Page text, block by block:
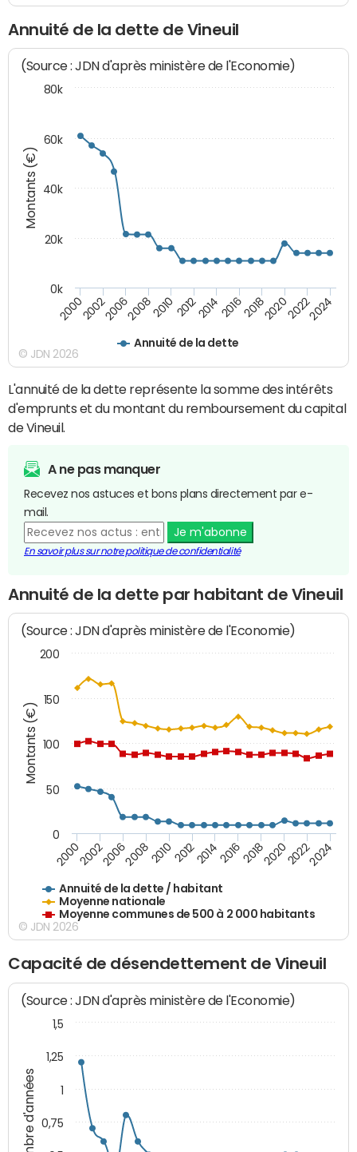
Annuité de la dette de Vineuil
Montants (€)
(Source : JDN d'après ministère de l'Economie)
Annuité de la dette
20002002200620082010 2012201420162018202020222024
0k
20k
40k
60k
80k
© JDN 2026
L'annuité de la dette représente la somme des intérêts
d'emprunts et du montant du remboursement du capital
de Vineuil.
A ne pas manquer
Recevez nos astuces et bons plans directement par e-
mail.
Je m'abonne
En savoir plus sur notre politique de confidentialité
Annuité de la dette par habitant de Vineuil
Montants (€)
(Source : JDN d'après ministère de l'Economie)
Annuité de la dette / habitant
Moyenne nationale
Moyenne communes de 500 à 2 000 habitants
200020022006200820102012201420162018202020222024
0
50
100
150
200
© JDN 2026
Capacité de désendettement de Vineuil
Nombre d'années
(Source : JDN d'après ministère de l'Economie)
0,75
1
1,25
1,5